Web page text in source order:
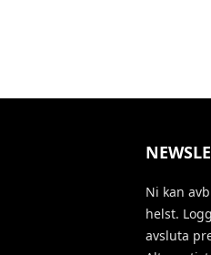
Ni kan
helst.
avsluta